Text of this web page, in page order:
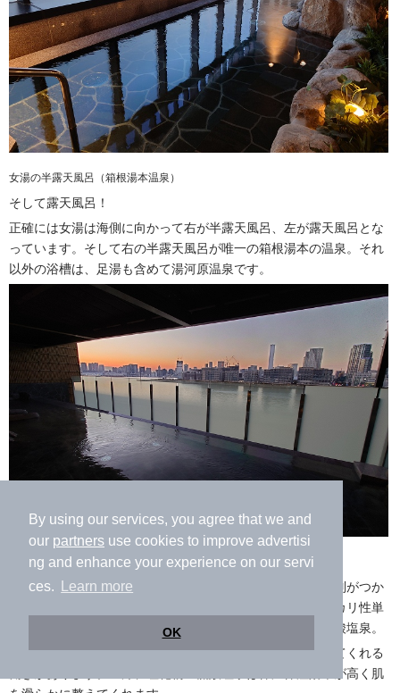
By using our services, you agree that we and
our partners use cookies to improve advertisi
ng and enhance your experience on our servi
ces.
Learn more
OK
女湯の半露天風呂（箱根湯本温泉）
そして露天風呂！
正確には女湯は海側に向かって右が半露天風呂、左が露天風呂とな
っています。そして右の半露天風呂が唯一の箱根湯本の温泉。それ
以外の浴槽は、足湯も含めて湯河原温泉です。
女湯の露天風呂（湯河原温泉）
どちらの温泉もスッキリと無色透明なので、ぱっと見は区別がつか
ないかもしれません。ですが泉質は、箱根湯本温泉がアルカリ性単
純泉、湯河原温泉がナトリウム・カルシウム―塩化物・硫酸塩泉。
アルカリ性の温泉には角質を落としお肌をクレンジングしてくれる
働きがあります。一方、塩化物・硫酸塩泉は保温保湿効果が高く肌